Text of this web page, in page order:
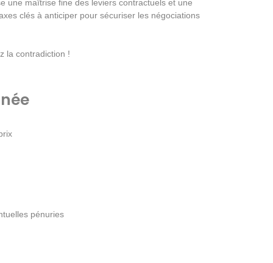
une maîtrise fine des leviers contractuels et une
clés à anticiper pour sécuriser les négociations
la contradiction !
pénuries